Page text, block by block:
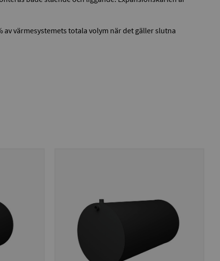
värmesystemets totala volym när det gäller slutna